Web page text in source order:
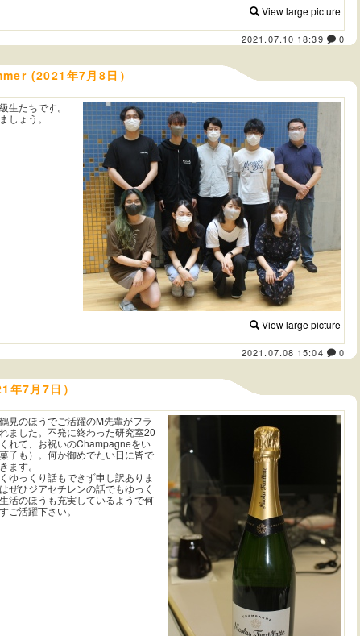
View large picture
2021.07.10 18:39 0
(2021年7月8日）
View large picture
生たちです。
しょう。
2021.07.08 15:04 0
年7月7日）
見のほうでご活躍のM先輩がフラ
ました。不発に終わった研究室20
れて、お祝いのChampagneをい
子も）。何か御めでたい日に皆で
ます。
ゆっくり話もできず申し訳ありま
ぜひジアセチレンの話でもゆっく
活のほうも充実しているようで何
ご活躍下さい。